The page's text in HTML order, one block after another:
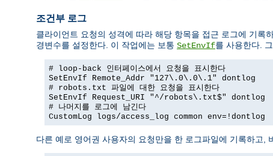
조건부 로그
클라이언트 요청의 성격에 따라 해당 항목을 접근 로그에 기록
경변수를 설정한다. 이 작업에는 보통 SetEnvIf를 사용한다.
# loop-back 인터페이스에서 요청을 표시한다
SetEnvIf Remote_Addr "127\.0\.0\.1" dontlog
# robots.txt 파일에 대한 요청을 표시한다
SetEnvIf Request_URI "^/robots\.txt$" dontlog
# 나머지를 로그에 남긴다
CustomLog logs/access_log common env=!dontlog
다른 예로 영어권 사용자의 요청만을 한 로그파일에 기록하고,